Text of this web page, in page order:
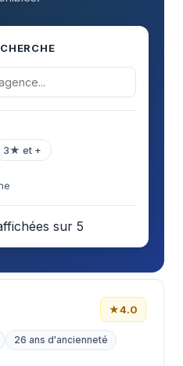
3★ et +
sur 5
★4.0
26 ans d'ancienneté